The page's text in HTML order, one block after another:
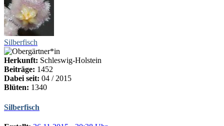
Silberfisch
Herkunft: Schleswig-Holstein
Beiträge: 1452
Dabei seit: 04 / 2015
Blüten: 1340
Silberfisch